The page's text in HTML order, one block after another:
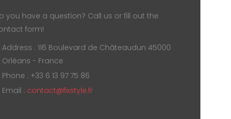
you have a question? Call us or fill out the
form!
Address : 116 Boulevard de Châteaudun 45000
Orléans - France
Phone : +33 6 13 97 75 86
Email : contact@fixstyle.fr